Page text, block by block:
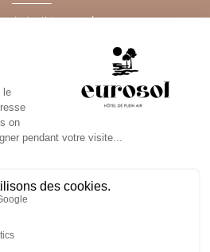
de l’Ascension
end de Pentecôte
NOUS
par Horizon Marketing
non contractuels
Légales